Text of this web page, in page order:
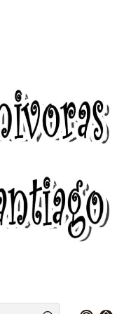
de los diferentes
plantas, consta